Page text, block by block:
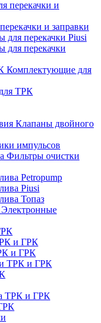
и заправки
перекачки Piusi
для перекачки
Комплектующие для
ТРК
Клапаны двойного
импульсов
Фильтры очистки
Petropump
Piusi
Топаз
Электронные
и ГРК
и ГРК
ТРК и ГРК
ТРК и ГРК